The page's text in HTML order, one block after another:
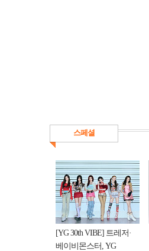
스페셜
[YG 30th VIBE] 트레저·
베이비몬스터, YG